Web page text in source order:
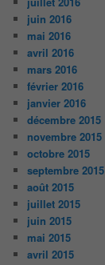
juin 2016
mai 2016
avril 2016
mars 2016
février 2016
janvier 2016
décembre 2015
novembre 2015
octobre 2015
septembre 2015
août 2015
juillet 2015
juin 2015
mai 2015
avril 2015